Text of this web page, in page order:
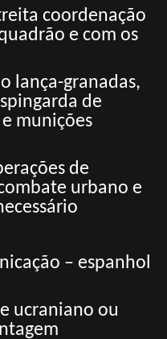
coordenação
e com os
lança-granadas,
de
munições
de
urbano e
– espanhol
ucraniano ou